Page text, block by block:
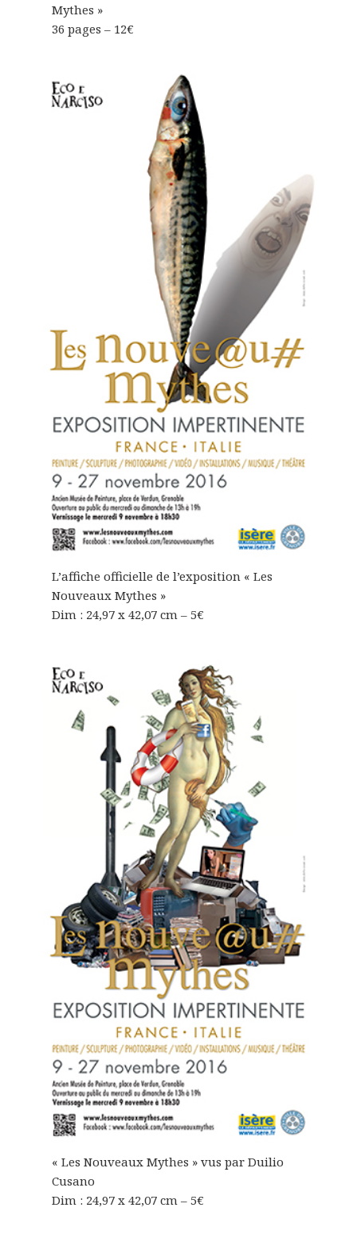
Mythes »
36 pages – 12€
L’affiche officielle de l’exposition « Les
Nouveaux Mythes »
Dim : 24,97 x 42,07 cm – 5€
« Les Nouveaux Mythes » vus par Duilio
Cusano
Dim : 24,97 x 42,07 cm – 5€